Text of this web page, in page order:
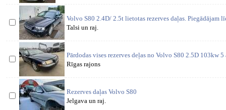
Volvo S80 2.4D/ 2.5t lietotas rezerves daļas. Piegādājam
Talsi un raj.
Pārdodas vises rezerves deļas no Volvo S80 2.5D 103kw
Rīgas rajons
Rezerves daļas Volvo S80
Jelgava un raj.